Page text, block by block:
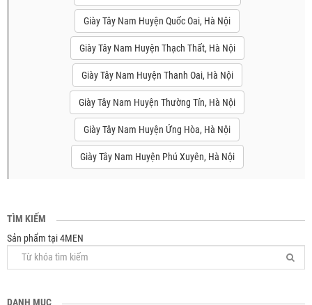
Giày Tây Nam Huyện Quốc Oai, Hà Nội
Giày Tây Nam Huyện Thạch Thất, Hà Nội
Giày Tây Nam Huyện Thanh Oai, Hà Nội
Giày Tây Nam Huyện Thường Tín, Hà Nội
Giày Tây Nam Huyện Ứng Hòa, Hà Nội
Giày Tây Nam Huyện Phú Xuyên, Hà Nội
TÌM KIẾM
Sản phẩm tại 4MEN
DANH MỤC